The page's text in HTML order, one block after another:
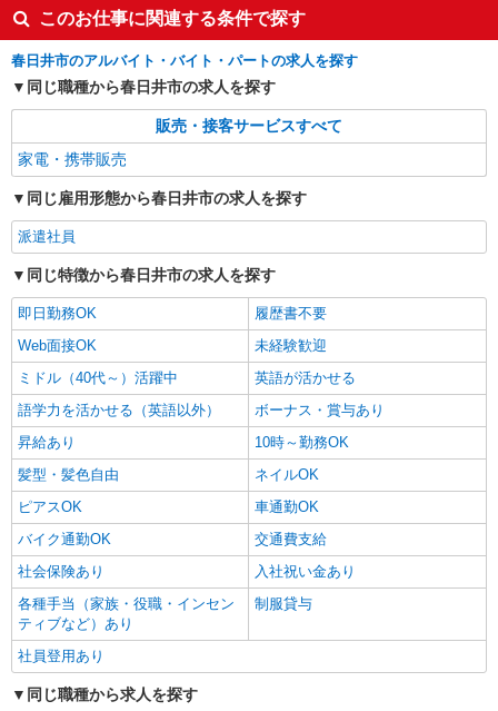
このお仕事に関連する条件で探す
春日井市のアルバイト・バイト・パートの求人を探す
同じ職種から春日井市の求人を探す
販売・接客サービスすべて
家電・携帯販売
同じ雇用形態から春日井市の求人を探す
派遣社員
同じ特徴から春日井市の求人を探す
即日勤務OK
履歴書不要
Web面接OK
未経験歓迎
ミドル（40代～）活躍中
英語が活かせる
語学力を活かせる（英語以外）
ボーナス・賞与あり
昇給あり
10時～勤務OK
髪型・髪色自由
ネイルOK
ピアスOK
車通勤OK
バイク通勤OK
交通費支給
社会保険あり
入社祝い金あり
各種手当（家族・役職・インセン
ティブなど）あり
制服貸与
社員登用あり
同じ職種から求人を探す